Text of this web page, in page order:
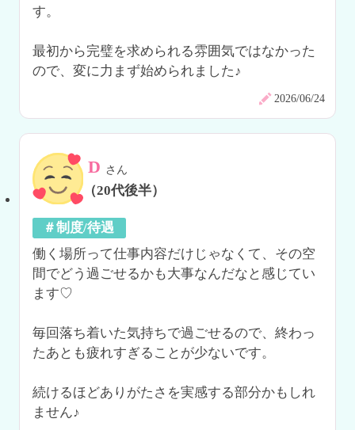
す。
最初から完璧を求められる雰囲気ではなかった
ので、変に力まず始められました♪
2026/06/24
D さん
（20代後半）
＃制度/待遇
働く場所って仕事内容だけじゃなくて、その空
間でどう過ごせるかも大事なんだなと感じてい
ます♡
毎回落ち着いた気持ちで過ごせるので、終わっ
たあとも疲れすぎることが少ないです。
続けるほどありがたさを実感する部分かもしれ
ません♪